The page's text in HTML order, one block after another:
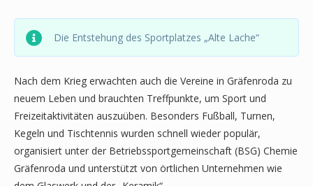
Die Entstehung des Sportplatzes „Alte Lache“
Nach dem Krieg erwachten auch die Vereine in Gräfenroda zu
neuem Leben und brauchten Treffpunkte, um Sport und
Freizeitaktivitäten auszuüben. Besonders Fußball, Turnen,
Kegeln und Tischtennis wurden schnell wieder populär,
organisiert unter der Betriebssportgemeinschaft (BSG) Chemie
Gräfenroda und unterstützt von örtlichen Unternehmen wie